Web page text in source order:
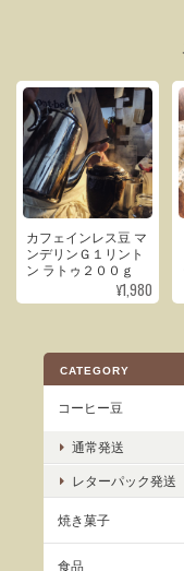
カフェインレス豆 マ
ンデリンＧ１リント
ン ラトゥ２００ｇ
¥1,980
CATEGORY
コーヒー豆
通常発送
レターパック発送
焼き菓子
食品